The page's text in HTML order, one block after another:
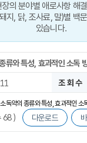
의 분야별 애로사항 해
지, 닭, 조사료, 말)별 백
있습니다.
류와 특성, 효과적인 소독
조 회 수
독약의 종류와 특성, 효과적인 소
68 )
다운로드